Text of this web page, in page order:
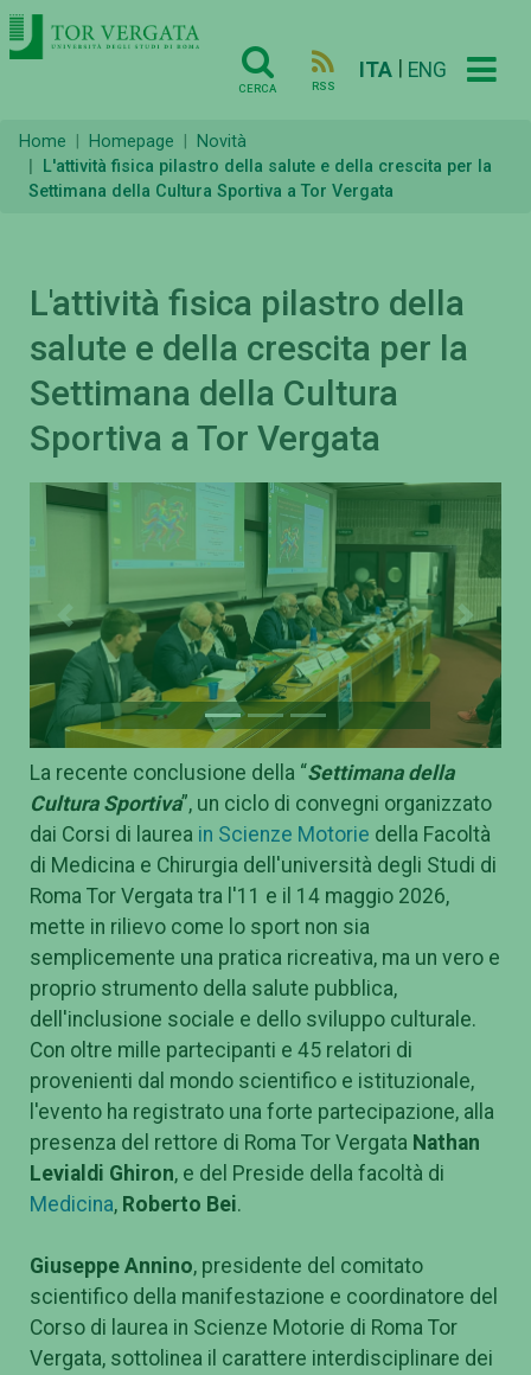
CERCA RSS
ITA ENG
Home Homepage
Novità
L'attività fisica pilastro della salute e della crescita per la
Settimana della Cultura Sportiva a Tor Vergata
L'attività fisica pilastro della
salute e della crescita per la
Settimana della Cultura
Sportiva a Tor Vergata
Previous Next
La recente conclusione della “Settimana della
Cultura Sportiva”, un ciclo di convegni organizzato
dai Corsi di laurea in Scienze Motorie della Facoltà
di Medicina e Chirurgia dell'università degli Studi di
Roma Tor Vergata tra l'11 e il 14 maggio 2026,
mette in rilievo come lo sport non sia
semplicemente una pratica ricreativa, ma un vero e
proprio strumento della salute pubblica,
dell'inclusione sociale e dello sviluppo culturale.
Con oltre mille partecipanti e 45 relatori di
provenienti dal mondo scientifico e istituzionale,
l'evento ha registrato una forte partecipazione, alla
presenza del rettore di Roma Tor Vergata Nathan
Levialdi Ghiron, e del Preside della facoltà di
Medicina, Roberto Bei.
Giuseppe Annino, presidente del comitato
scientifico della manifestazione e coordinatore del
Corso di laurea in Scienze Motorie di Roma Tor
Vergata, sottolinea il carattere interdisciplinare dei